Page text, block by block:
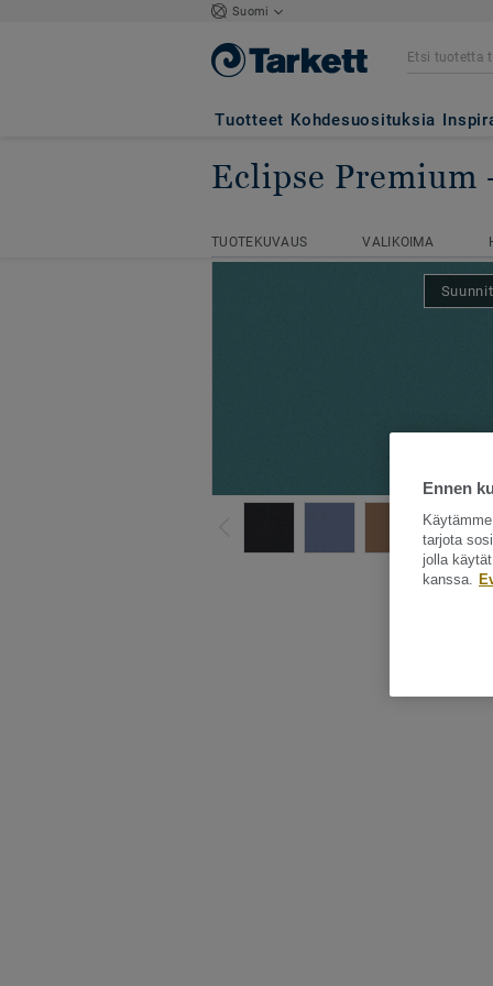
Suomi
Tuotteet Kohdesuosituksia
Eclipse Premium
TUOTEKUVAUS VALIKOIMA
Kotisivu Homogeeniset
Katso kaikki
Ennen
tarjota
jolla
kanssa.